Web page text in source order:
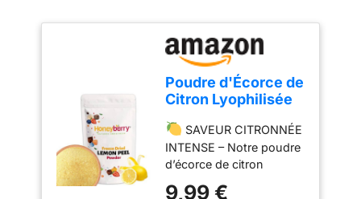
Poudre d'Écorce de
Citron Lyophilisée
Zeste de Citron
Déshydraté -
Poudre de Fruits
Lyophilisée pour
SAVEUR CITRONNÉE
INTENSE – Notre poudre
d’écorce de citron
9,99 €